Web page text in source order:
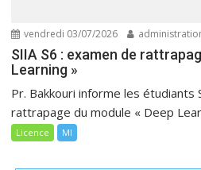
vendredi 03/07/2026
SIIA S6 : examen de
Learning »
Pr. Bakkouri informe les étudiants
rattrapage du module « Deep
Licence MI